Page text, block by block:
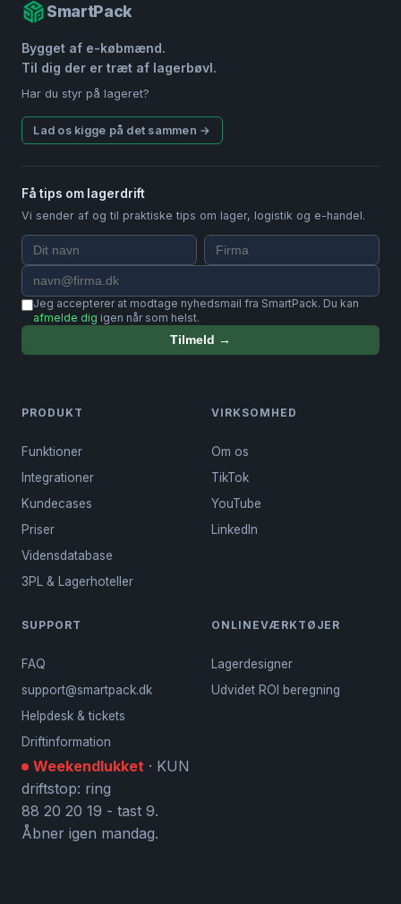
SmartPack
Bygget af e-købmænd.
Til dig der er træt af lagerbøvl.
Har du styr på lageret?
Lad os kigge på det sammen →
Få tips om lagerdrift
Vi sender af og til praktiske tips om lager, logistik og e-handel.
Jeg accepterer at modtage nyhedsmail fra SmartPack. Du kan
afmelde dig igen når som helst.
Tilmeld →
PRODUKT
Funktioner
Integrationer
Kundecases
Priser
Vidensdatabase
3PL & Lagerhoteller
VIRKSOMHED
Om os
TikTok
YouTube
LinkedIn
SUPPORT
FAQ
support@smartpack.dk
Helpdesk & tickets
Driftinformation
Weekendlukket · KUN
driftstop: ring
88 20 20 19 - tast 9.
Åbner igen mandag.
ONLINEVÆRKTØJER
Lagerdesigner
Udvidet ROI beregning